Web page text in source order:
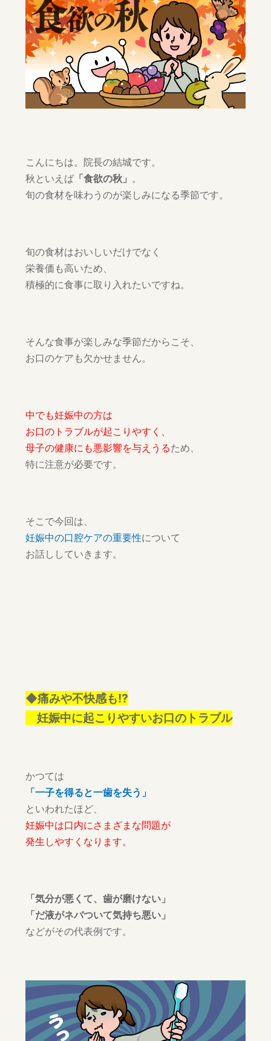
こんにちは。院長の結城です。
秋といえば 「食欲の秋」 。
旬の食材を味わうのが楽しみになる季節です。
旬の食材はおいしいだけでなく
栄養価も高いため、
積極的に食事に取り入れたいですね。
そんな食事が楽しみな季節だからこそ、
お口のケアも欠かせません。
中でも妊娠中の方は
お口のトラブルが起こりやすく、
母子の健康にも悪影響を与えうるため、
特に注意が必要です。
そこで今回は、
妊娠中の口腔ケアの重要性について
お話ししていきます。
◆痛みや不快感も!?
妊娠中に起こりやすいお口のトラブル
かつては
「一子を得ると一歯を失う」
といわれたほど、
妊娠中は口内にさまざまな問題が
発生しやすくなります。
「気分が悪くて、歯が磨けない」
「だ液がネバついて気持ち悪い」
などがその代表例です。